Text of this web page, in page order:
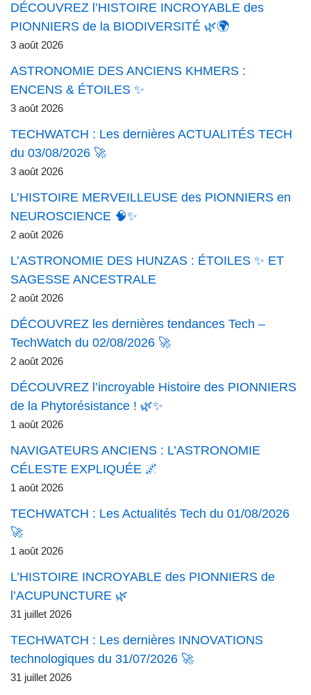
DÉCOUVREZ l’HISTOIRE INCROYABLE des
PIONNIERS de la BIODIVERSITÉ 🌿🌍
3 août 2026
ASTRONOMIE DES ANCIENS KHMERS :
ENCENS & ÉTOILES ✨
3 août 2026
TECHWATCH : Les dernières ACTUALITÉS TECH
du 03/08/2026 🚀
3 août 2026
L’HISTOIRE MERVEILLEUSE des PIONNIERS en
NEUROSCIENCE 🧠✨
2 août 2026
L’ASTRONOMIE DES HUNZAS : ÉTOILES ✨ ET
SAGESSE ANCESTRALE
2 août 2026
DÉCOUVREZ les dernières tendances Tech –
TechWatch du 02/08/2026 🚀
2 août 2026
DÉCOUVREZ l’incroyable Histoire des PIONNIERS
de la Phytorésistance ! 🌿✨
1 août 2026
NAVIGATEURS ANCIENS : L’ASTRONOMIE
CÉLESTE EXPLIQUÉE 🌌
1 août 2026
TECHWATCH : Les Actualités Tech du 01/08/2026
🚀
1 août 2026
L’HISTOIRE INCROYABLE des PIONNIERS de
l’ACUPUNCTURE 🌿
31 juillet 2026
TECHWATCH : Les dernières INNOVATIONS
technologiques du 31/07/2026 🚀
31 juillet 2026